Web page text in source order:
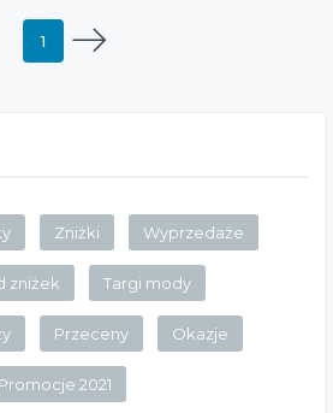
1
Zniżki Wyprzedaże
zniżek Targi mody
Przeceny Okazje
Promocje 2021